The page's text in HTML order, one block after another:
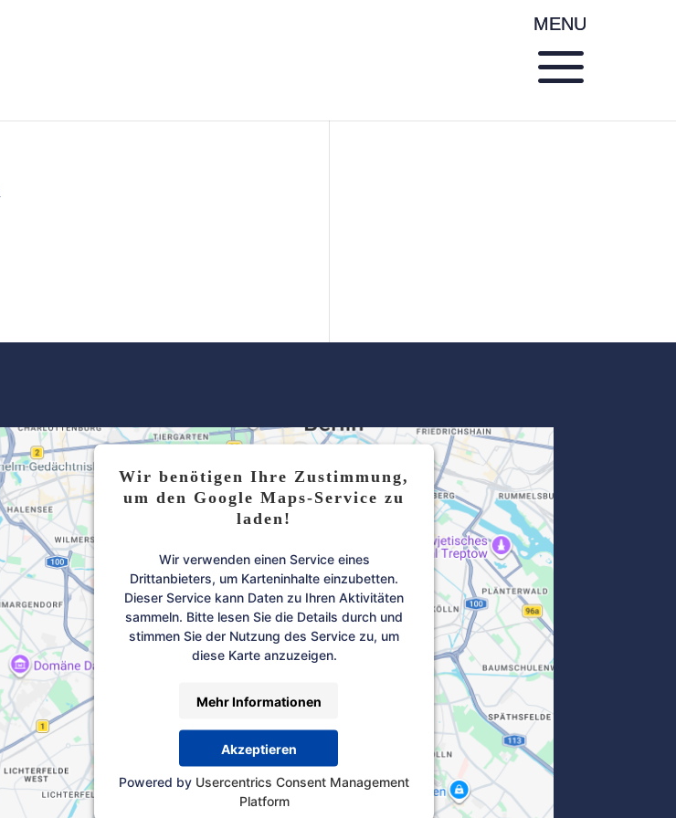
Wir benötigen Ihre Zustimmung,
um den Google Maps-Service zu
laden!
Wir verwenden einen Service eines
Drittanbieters, um Karteninhalte einzubetten.
Dieser Service kann Daten zu Ihren Aktivitäten
sammeln. Bitte lesen Sie die Details durch und
stimmen Sie der Nutzung des Service zu, um
diese Karte anzuzeigen.
Mehr Informationen
Akzeptieren
Powered by Usercentrics Consent Management
Platform